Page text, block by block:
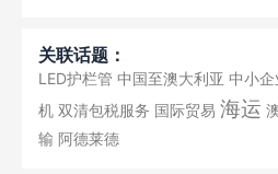
关联话题：
LED护栏管 中国至澳大利亚 中小企
机 双清包税服务 国际贸易 海运
输 阿德莱德